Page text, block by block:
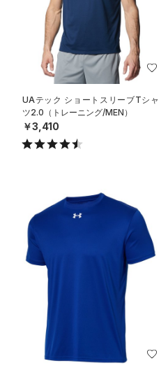
UAテック ショートスリーブTシャ
ツ2.0（トレーニング/MEN）
￥3,410